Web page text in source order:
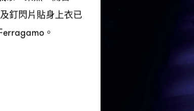
及釘閃片貼身上衣已
。